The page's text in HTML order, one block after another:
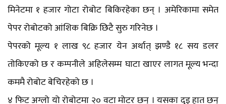
मिनेटमा १ हजार गोटा रोबोट बिकिरहेका छन् । अमेरिकामा समेत
पेपर रोबोटको आंशिक बिक्रि छिटै सुरु गरिनेछ ।
पेपरको मूल्य १ लाख ९८ हजार येन अर्थात् झण्डै १८ सय डलर
तोकिएको छ र कम्पनीले अहिलेसम्म घाटा खाएर लागत मूल्य भन्दा
कममै रोबोट बेचिरहेको छ ।
४ फिट अग्लो यो रोबोटमा २० वटा मोटर छन् । यसका दुइ हात छन्